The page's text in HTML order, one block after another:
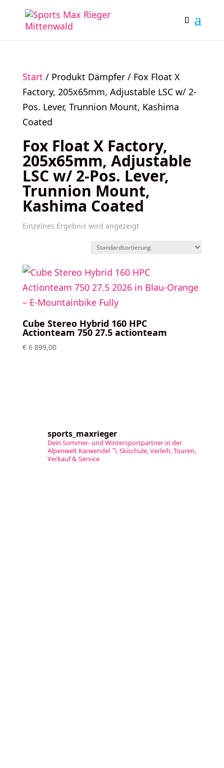
Start / Produkt Dämpfer / Fox Float X
Factory, 205x65mm, Adjustable LSC w/ 2-
Pos. Lever, Trunnion Mount, Kashima
Coated
Fox Float X Factory,
205x65mm, Adjustable
LSC w/ 2-Pos. Lever,
Trunnion Mount,
Kashima Coated
Einzelnes Ergebnis wird angezeigt
Cube Stereo Hybrid 160 HPC
Actionteam 750 27.5 actionteam
€6 899,00
sports_maxrieger
Dein Sommer- und Wintersportpartner in der
Alpenwelt Karwendel〽️ Skischule, Verleih, Touren,
Verkauf & Service